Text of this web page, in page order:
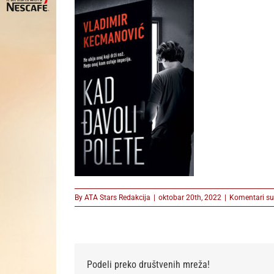
By ATA Stars Redakcija | oktobar 20th, 2022 | Komentari
Podeli preko društvenih mreža!